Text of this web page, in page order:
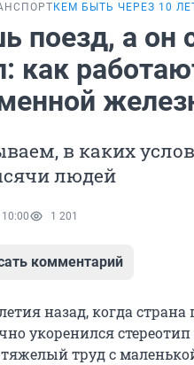
КЕМ БЫТЬ ЧЕРЕЗ 10
поезд, а он
как
в каких
людей
1 201
комментарий
назад, когда
укоренился
труд с